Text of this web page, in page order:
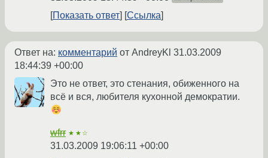
Показать ответ Ссылка
Ответ на: комментарий от AndreyKl 31.03.2009
18:44:39 +00:00
Это не ответ, это стенания, обиженного на
всё и вся, любителя кухонной демократии.
wfrr ★★☆
31.03.2009 19:06:11 +00:00